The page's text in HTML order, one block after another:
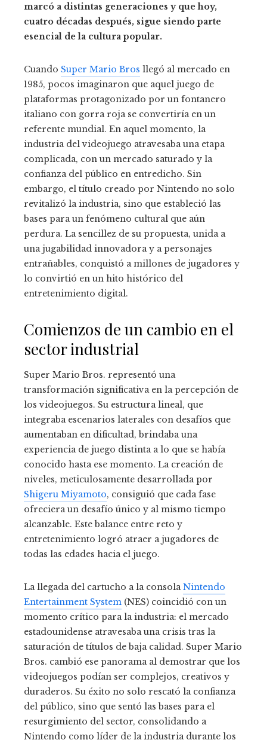
marcó a distintas generaciones y que hoy,
cuatro décadas después, sigue siendo parte
esencial de la cultura popular.
Cuando Super Mario Bros llegó al mercado en
1985, pocos imaginaron que aquel juego de
plataformas protagonizado por un fontanero
italiano con gorra roja se convertiría en un
referente mundial. En aquel momento, la
industria del videojuego atravesaba una etapa
complicada, con un mercado saturado y la
confianza del público en entredicho. Sin
embargo, el título creado por Nintendo no solo
revitalizó la industria, sino que estableció las
bases para un fenómeno cultural que aún
perdura. La sencillez de su propuesta, unida a
una jugabilidad innovadora y a personajes
entrañables, conquistó a millones de jugadores y
lo convirtió en un hito histórico del
entretenimiento digital.
Comienzos de un cambio en el
sector industrial
Super Mario Bros. representó una
transformación significativa en la percepción de
los videojuegos. Su estructura lineal, que
integraba escenarios laterales con desafíos que
aumentaban en dificultad, brindaba una
experiencia de juego distinta a lo que se había
conocido hasta ese momento. La creación de
niveles, meticulosamente desarrollada por
Shigeru Miyamoto, consiguió que cada fase
ofreciera un desafío único y al mismo tiempo
alcanzable. Este balance entre reto y
entretenimiento logró atraer a jugadores de
todas las edades hacia el juego.
La llegada del cartucho a la consolaNintendo
Entertainment System (NES) coincidió con un
momento crítico para la industria: el mercado
estadounidense atravesaba una crisis tras la
saturación de títulos de baja calidad. Super Mario
Bros. cambió ese panorama al demostrar que los
videojuegos podían ser complejos, creativos y
duraderos. Su éxito no solo rescató la confianza
del público, sino que sentó las bases para el
resurgimiento del sector, consolidando a
Nintendo como líder de la industria durante los